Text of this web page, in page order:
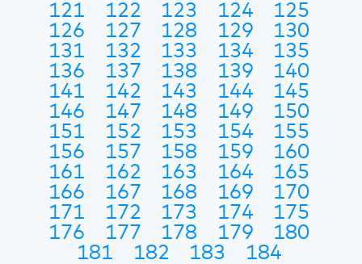
121
122 123 124
125
126
127 128 129
130
131
132 133 134
135
136
137 138 139
140
141
142 143 144
145
146
147 148 149
150
151
152 153 154
155
156
157 158 159
160
161
162 163 164
165
166
167 168 169
170
171
172 173 174
175
176
177 178 179
180
181
182 183 184